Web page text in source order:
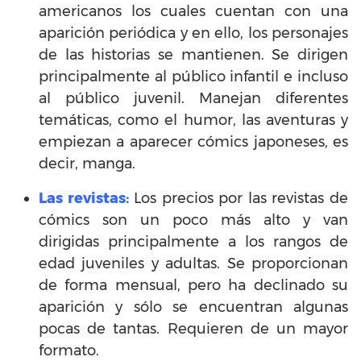
americanos los cuales cuentan con una
aparición periódica y en ello, los personajes
de las historias se mantienen. Se dirigen
principalmente al público infantil e incluso
al público juvenil. Manejan diferentes
temáticas, como el humor, las aventuras y
empiezan a aparecer cómics japoneses, es
decir, manga.
Las revistas:Los precios por las revistas de
cómics son un poco más alto y van
dirigidas principalmente a los rangos de
edad juveniles y adultas. Se proporcionan
de forma mensual, pero ha declinado su
aparición y sólo se encuentran algunas
pocas de tantas. Requieren de un mayor
formato.